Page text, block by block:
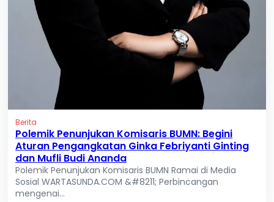
Berita
Polemik Penunjukan Komisaris BUMN: Begini
Aturan Pengangkatan Ginka Febriyanti Ginting
dan Mufli Budi Ananda
Polemik Penunjukan Komisaris BUMN Ramai di Media
Sosial WARTASUNDA.COM &#8211; Perbincangan
mengenai...